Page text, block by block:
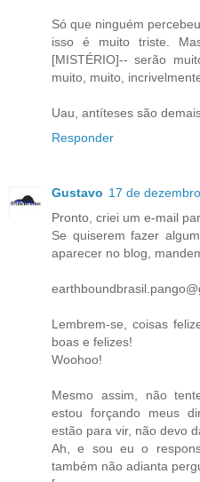
Só que ninguém
isso é muito triste.
[MISTÉRIO]-- serão
muito, muito,
Uau, antíteses são
Responder
Gustavo 17 de
Pronto, criei um e-mail
Se quiserem fazer
aparecer no blog,
Lembrem-se, coisas
boas e felizes!
Woohoo!
Mesmo assim, não
estou forçando meus
estão para vir, não devo
Ah, e sou eu o
também não adianta